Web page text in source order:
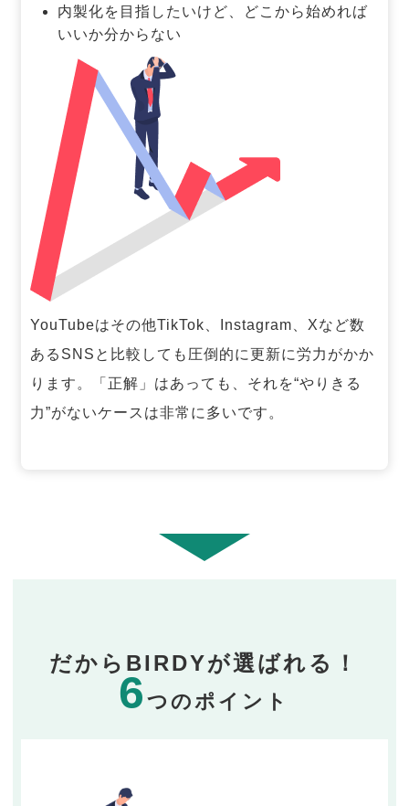
内製化を目指したいけど、どこから始めれば
いいか分からない
YouTubeはその他TikTok、Instagram、Xなど数
あるSNSと比較しても圧倒的に更新に労力がかか
ります。「正解」はあっても、それを“やりきる
力”がないケースは非常に多いです。
だからBIRDYが選ばれる！
6つのポイント